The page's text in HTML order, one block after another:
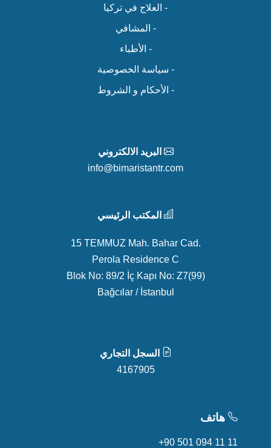
- العلاج في تركيا
- المشافي
- الأطباء
- سياسة الخصوصية
- الأحكام و الشروط
البريد الالكتروني
info@bimaristantr.com
المكتب الرئيسي
15 TEMMUZ Mah. Bahar Cad.
Perola Residence C
Blok No: 89/2 İç Kapı No: Z7(99)
Bağcılar / İstanbul
السجل التجاري
4167905
هاتف
+90 501 094 11 11